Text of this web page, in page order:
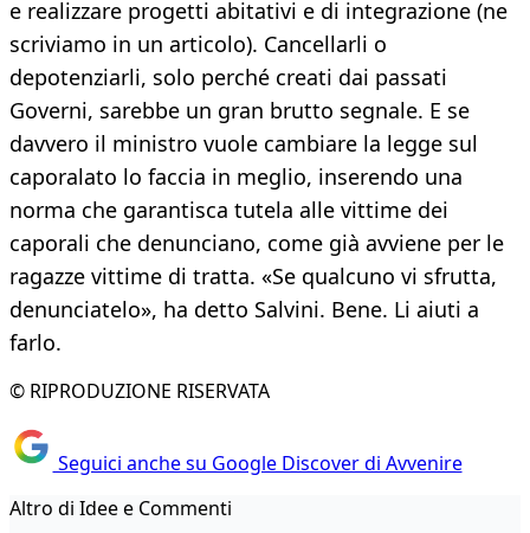
e realizzare progetti abitativi e di integrazione (ne
scriviamo in un articolo). Cancellarli o
depotenziarli, solo perché creati dai passati
Governi, sarebbe un gran brutto segnale. E se
davvero il ministro vuole cambiare la legge sul
caporalato lo faccia in meglio, inserendo una
norma che garantisca tutela alle vittime dei
caporali che denunciano, come già avviene per le
ragazze vittime di tratta. «Se qualcuno vi sfrutta,
denunciatelo», ha detto Salvini. Bene. Li aiuti a
farlo.
© RIPRODUZIONE RISERVATA
Seguici anche su Google Discover di Avvenire
Altro di Idee e Commenti